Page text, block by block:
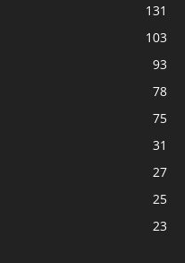
131
103
93
78
75
31
27
25
23